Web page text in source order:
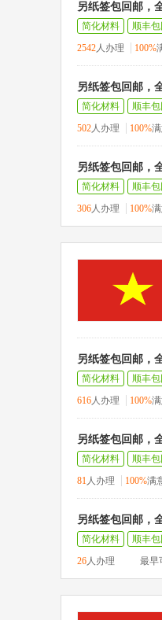
另纸签包回邮，
简化材料
顺丰
2542人办理 100%
另纸签包回邮，
简化材料
顺丰
502人办理 100%
另纸签包回邮，
简化材料
顺丰
306人办理 100%
另纸签包回邮，
简化材料
顺丰
616人办理 100%
另纸签包回邮，
简化材料
顺丰
81人办理 100%满
另纸签包回邮，
简化材料
顺丰
26人办理 最早